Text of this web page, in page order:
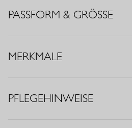
• Farbe: Schwarz
• Schulterpolster
• Material: Medium Travelstoff (75%
PASSFORM & GRÖSSE
MERKMALE
PFLEGEHINWEISE